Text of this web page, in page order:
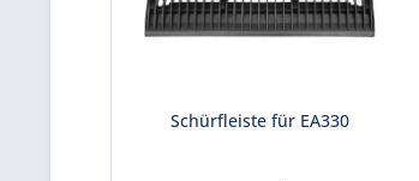
Schürfleiste für EA330